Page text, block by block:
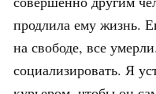
продлила ему жизнь.
на свободе, все
социализировать. Я